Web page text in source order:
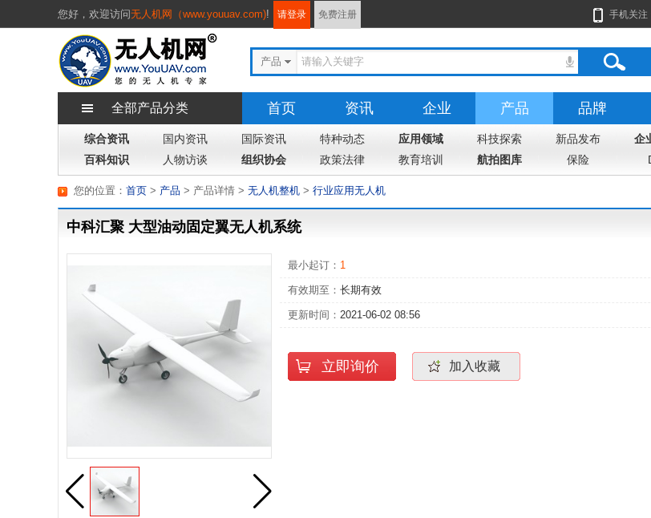
您好， 欢迎访问无人机网（www.youuav.com)! 请登录 免费注册 手机关注
产品
全部产品分类 首页 资讯 企业 产品 品牌
专题
杂志 地图
综合资讯 国内资讯 国际资讯 特种动态 应用领域 科技探索 新品发布 企
百科知识
人物访谈 组织协会 政策法律 教育培训 航拍图库 保险
您的位置： 首页 > 产品 > 无人机整机 > 行业应用无人机
> 产品详情
中科汇聚 大型油动固定翼无人机系统
最小起订： 1
有效期至： 长期有效
更新时间： 2021-06-02 08:56
立即询价 加入收藏